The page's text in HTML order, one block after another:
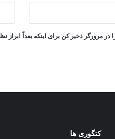
در مرورگر ذخیر کن برای اینکه بعداً ابراز
کتگوری ها